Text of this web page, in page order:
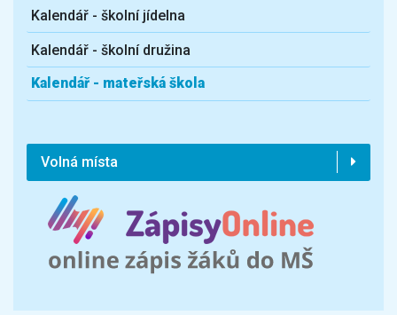
Kalendář - školní jídelna
Kalendář - školní družina
Kalendář - mateřská škola
Volná místa